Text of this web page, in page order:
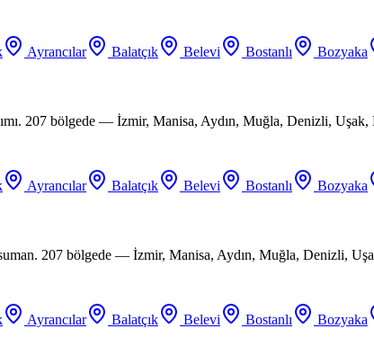
Ayrancılar Balatçık Belevi Bostanlı Bozyaka
207 bölgede — İzmir, Manisa, Aydın, Muğla, Denizli,
Ayrancılar Balatçık Belevi Bostanlı Bozyaka
207 bölgede — İzmir, Manisa, Aydın, Muğla, Denizli,
Ayrancılar Balatçık Belevi Bostanlı Bozyaka